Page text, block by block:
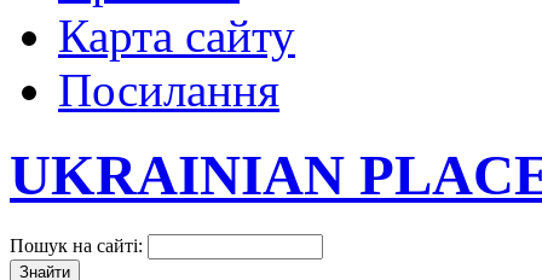
Карта сайту
Посилання
UKRAINIAN
Пошук на сайті: